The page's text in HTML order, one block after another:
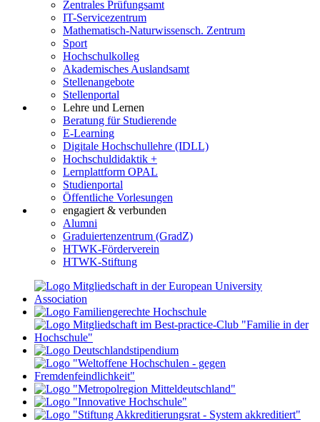
Zentrales Prüfungsamt
IT-Servicezentrum
Mathematisch-Naturwissensch. Zentrum
Sport
Hochschulkolleg
Akademisches Auslandsamt
Stellenangebote
Stellenportal
Lehre und Lernen
Beratung für Studierende
E-Learning
Digitale Hochschullehre (IDLL)
Hochschuldidaktik +
Lernplattform OPAL
Studienportal
Öffentliche Vorlesungen
engagiert & verbunden
Alumni
Graduiertenzentrum (GradZ)
HTWK-Förderverein
HTWK-Stiftung